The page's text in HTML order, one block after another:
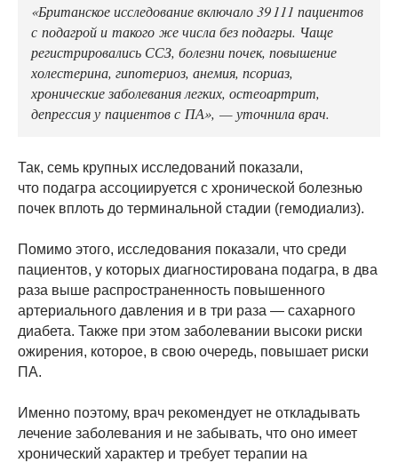
«Британское исследование включало 39 111 пациентов
с подагрой и такого же числа без подагры. Чаще
регистрировались ССЗ, болезни почек, повышение
холестерина, гипотериоз, анемия, псориаз,
хронические заболевания легких, остеоартрит,
депрессия у пациентов с ПА», — уточнила врач.
Так, семь крупных исследований показали,
что подагра ассоциируется с хронической болезнью
почек вплоть до терминальной стадии (гемодиализ).
Помимо этого, исследования показали, что среди
пациентов, у которых диагностирована подагра, в два
раза выше распространенность повышенного
артериального давления и в три раза — сахарного
диабета. Также при этом заболевании высоки риски
ожирения, которое, в свою очередь, повышает риски
ПА.
Именно поэтому, врач рекомендует не откладывать
лечение заболевания и не забывать, что оно имеет
хронический характер и требует терапии на